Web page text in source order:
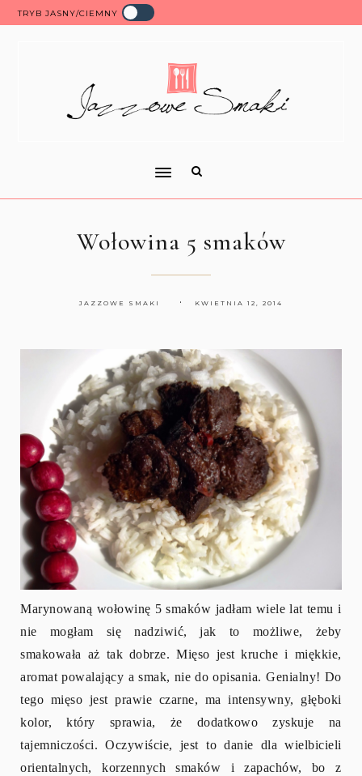
TRYB JASNY/CIEMNY
Wołowina 5 smaków
JAZZOWE SMAKI KWIETNIA 12, 2014
Marynowaną wołowinę 5 smaków jadłam wiele lat temu i
nie mogłam się nadziwić, jak to możliwe, żeby
smakowała aż tak dobrze. Mięso jest kruche i miękkie,
aromat powalający a smak, nie do opisania. Genialny! Do
tego mięso jest prawie czarne, ma intensywny, głęboki
kolor, który sprawia, że dodatkowo zyskuje na
tajemniczości. Oczywiście, jest to danie dla wielbicieli
orientalnych, korzennych smaków i zapachów, bo z